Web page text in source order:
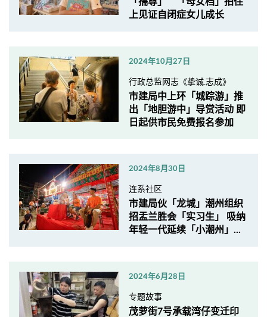
「孺尊」 「母女档」拍住
上见证自闭症女儿成长
2024年10月27日
行政总监网志《挚诚.志成》
市建局中上环「城踪游」推
出「地胆游中」导赏活动 即
日起供市民免费报名参加
2024年8月30日
连系社区
市建局伙「龙城」潮州组织
招盂兰胜会「实习生」 吸纳
年轻一代延续「小潮州」...
2024年6月28日
专题故事
茂萝街7号承载湾仔变迁印